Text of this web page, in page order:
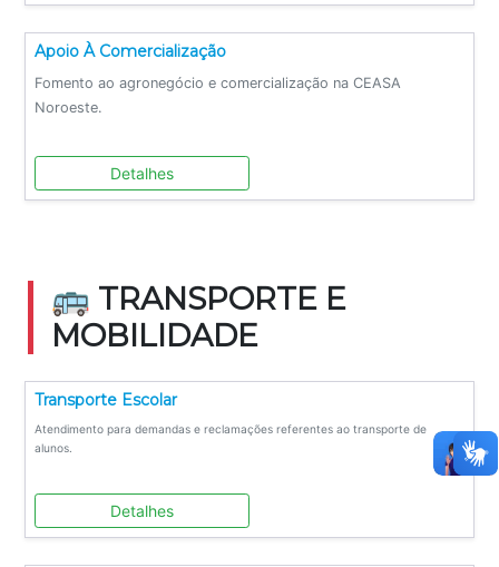
Apoio À Comercialização
Fomento ao agronegócio e comercialização na CEASA
Noroeste.
Detalhes
🚌 TRANSPORTE E
MOBILIDADE
Transporte Escolar
Atendimento para demandas e reclamações referentes ao transporte de
alunos.
Detalhes